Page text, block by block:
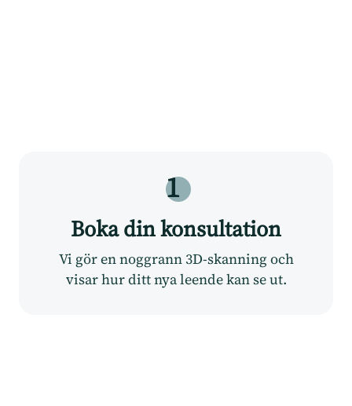
1
Boka din konsultation
Vi gör en noggrann 3D-skanning och
visar hur ditt nya leende kan se ut.